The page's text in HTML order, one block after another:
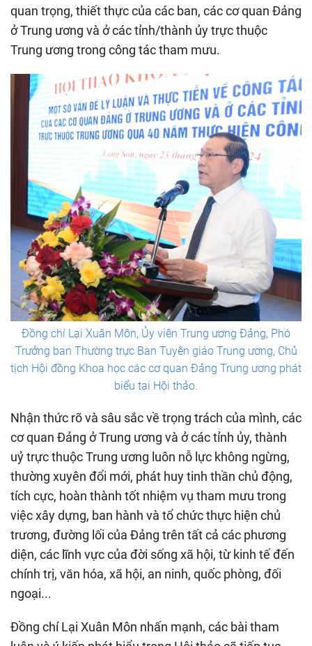
quan trọng, thiết thực của các ban, các cơ quan Đảng
ở Trung ương và ở các tỉnh/thành ủy trực thuộc
Trung ương trong công tác tham mưu.
Đồng chí Lại Xuân Môn, Ủy viên Trung ương Đảng, Phó
Trưởng ban Thường trực Ban Tuyên giáo Trung ương, Chủ
tịch Hội đồng Khoa học các cơ quan Đảng Trung ương phát
biểu tại Hội thảo.
Nhận thức rõ và sâu sắc về trọng trách của mình, các
cơ quan Đảng ở Trung ương và ở các tỉnh ủy, thành
uỷ trực thuộc Trung ương luôn nỗ lực không ngừng,
thường xuyên đổi mới, phát huy tinh thần chủ động,
tích cực, hoàn thành tốt nhiệm vụ tham mưu trong
việc xây dựng, ban hành và tổ chức thực hiện chủ
trương, đường lối của Đảng trên tất cả các phương
diện, các lĩnh vực của đời sống xã hội, từ kinh tế đến
chính trị, văn hóa, xã hội, an ninh, quốc phòng, đối
ngoại...
Đồng chí Lại Xuân Môn nhấn mạnh, các bài tham